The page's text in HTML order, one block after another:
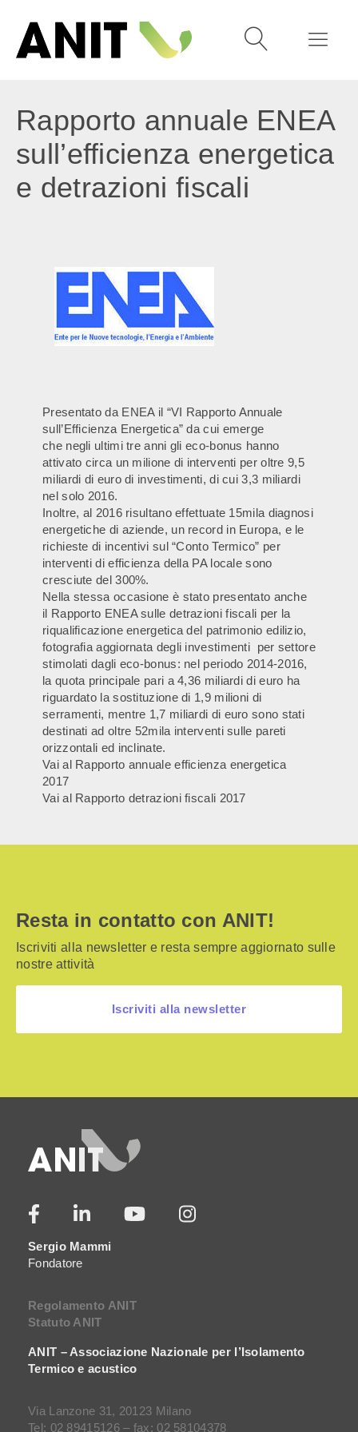
Rapporto annuale ENEA
sull’efficienza energetica
e detrazioni fiscali
Presentato da ENEA il “VI Rapporto Annuale
sull’Efficienza Energetica” da cui emerge
che negli ultimi tre anni gli eco-bonus hanno
attivato circa un milione di interventi per oltre 9,5
miliardi di euro di investimenti, di cui 3,3 miliardi
nel solo 2016.
Inoltre, al 2016 risultano effettuate 15mila diagnosi
energetiche di aziende, un record in Europa, e le
richieste di incentivi sul “Conto Termico” per
interventi di efficienza della PA locale sono
cresciute del 300%.
Nella stessa occasione è stato presentato anche
il Rapporto ENEA sulle detrazioni fiscali per la
riqualificazione energetica del patrimonio edilizio,
fotografia aggiornata degli investimenti per settore
stimolati dagli eco-bonus: nel periodo 2014-2016,
la quota principale pari a 4,36 miliardi di euro ha
riguardato la sostituzione di 1,9 milioni di
serramenti, mentre 1,7 miliardi di euro sono stati
destinati ad oltre 52mila interventi sulle pareti
orizzontali ed inclinate.
Vai al Rapporto annuale efficienza energetica
2017
Vai al Rapporto detrazioni fiscali 2017
Resta in contatto con ANIT!
Iscriviti alla newsletter e resta sempre aggiornato sulle
nostre attività
Iscriviti alla newsletter
Sergio Mammi
Fondatore
Regolamento ANIT
Statuto ANIT
ANIT – Associazione Nazionale per l’Isolamento
Termico e acustico
Via Lanzone 31, 20123 Milano
Tel: 02 89415126 – fax: 02 58104378